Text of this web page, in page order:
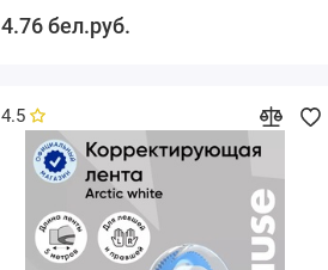
4.76 бел.руб.
4.5